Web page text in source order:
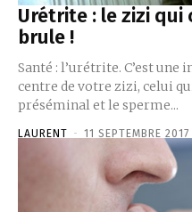
Urétrite : le zizi
brule !
Santé : l’urétrite. C’est une
centre de votre zizi, celui
préséminal et le sperme...
LAURENT - 11 SEPTEMBRE 2017